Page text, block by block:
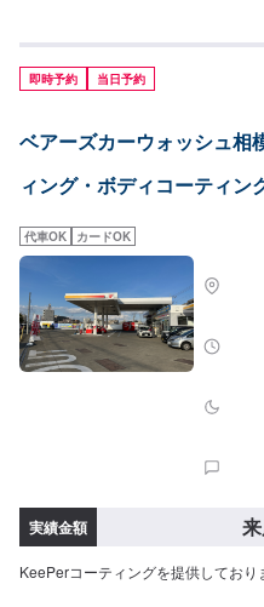
円S6,100円M6,700円L7,200円
S18,600円M20,800円L22,800円
円S52,500円M57,500円L61,300円
即時予約 当日予約
ベアーズカーウォッシュ相
ィング・ボディコーティン
代車OK カードOK
実績金額
KeePerコーティングを提供しており